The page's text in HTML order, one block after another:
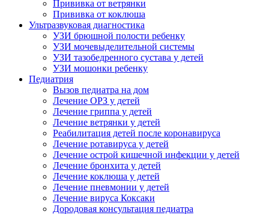
Прививка от ветрянки
Прививка от коклюша
Ультразвуковая диагностика
УЗИ брюшной полости ребенку
УЗИ мочевыделительной системы
УЗИ тазобедренного сустава у детей
УЗИ мошонки ребенку
Педиатрия
Вызов педиатра на дом
Лечение ОРЗ у детей
Лечение гриппа у детей
Лечение ветрянки у детей
Реабилитация детей после коронавируса
Лечение ротавируса у детей
Лечение острой кишечной инфекции у детей
Лечение бронхита у детей
Лечение коклюша у детей
Лечение пневмонии у детей
Лечение вируса Коксаки
Дородовая консультация педиатра